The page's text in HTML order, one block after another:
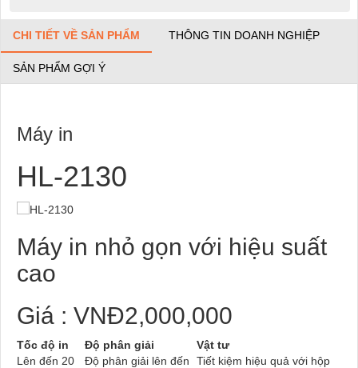
CHI TIẾT VỀ SẢN PHẨM THÔNG TIN DOANH NGHIỆP
SẢN PHẨM GỢI Ý
Máy in
HL-2130
Máy in nhỏ gọn với hiệu suất
cao
Giá : VNĐ2,000,000
Tốc độ in Độ phân giải
Vật tư
Lên đến 20
Độ phân giải lên đến
Tiết kiệm hiệu quả với hộp